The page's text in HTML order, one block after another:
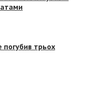
погубив трьох